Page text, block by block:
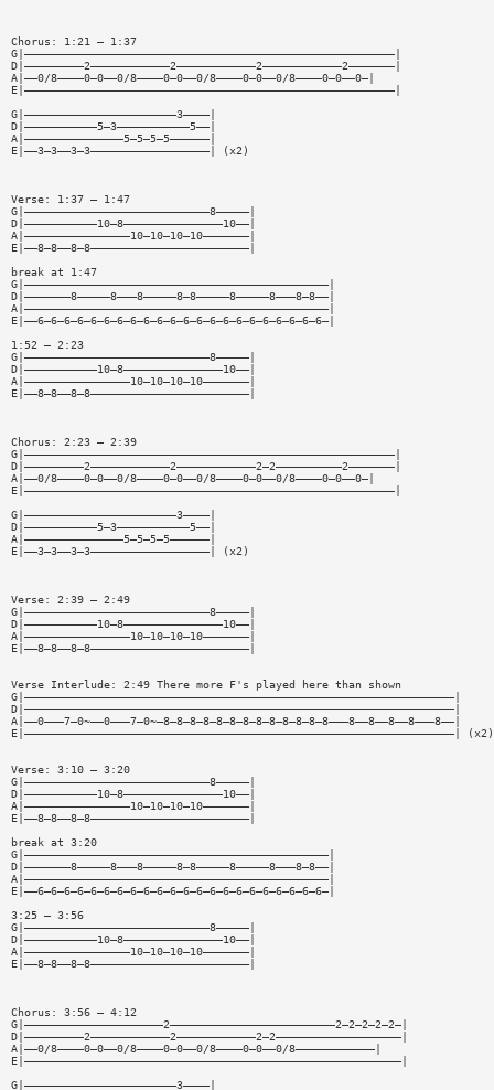
Chorus: 1:21 — 1:37
G|————————————————————————————————————————————————————————|
D|—————————2————————————2————————————2————————————2———————|
A|——0/8————0—0——0/8————0—0——0/8————0—0——0/8————0—0——0—|
E|————————————————————————————————————————————————————————|
G|———————————————————————3————|
D|———————————5—3———————————5——|
A|———————————————5—5—5—5——————|
E|——3—3——3—3——————————————————| (x2)
Verse: 1:37 — 1:47
G|————————————————————————————8—————|
D|———————————10—8———————————————10——|
A|————————————————10—10—10—10———————|
E|——8—8——8—8————————————————————————|
break at 1:47
G|——————————————————————————————————————————————|
D|———————8—————8———8—————8—8—————8—————8———8—8——|
A|——————————————————————————————————————————————|
E|——6—6—6—6—6—6—6—6—6—6—6—6—6—6—6—6—6—6—6—6—6—6—|
1:52 — 2:23
G|————————————————————————————8—————|
D|———————————10—8———————————————10——|
A|————————————————10—10—10—10———————|
E|——8—8——8—8————————————————————————|
Chorus: 2:23 — 2:39
G|————————————————————————————————————————————————————————|
D|—————————2————————————2————————————2—2——————————2———————|
A|——0/8————0—0——0/8————0—0——0/8————0—0——0/8————0—0——0—|
E|————————————————————————————————————————————————————————|
G|———————————————————————3————|
D|———————————5—3———————————5——|
A|———————————————5—5—5—5——————|
E|——3—3——3—3——————————————————| (x2)
Verse: 2:39 — 2:49
G|————————————————————————————8—————|
D|———————————10—8———————————————10——|
A|————————————————10—10—10—10———————|
E|——8—8——8—8————————————————————————|
Verse Interlude: 2:49 There more F's played here than shown
G|—————————————————————————————————————————————————————————————————|
D|—————————————————————————————————————————————————————————————————|
A|——0———7—0~——0———7—0~—8—8—8—8—8—8—8—8—8—8—8—8—8———8——8——8——8———8——|
E|—————————————————————————————————————————————————————————————————| (x2)
Verse: 3:10 — 3:20
G|————————————————————————————8—————|
D|———————————10—8———————————————10——|
A|————————————————10—10—10—10———————|
E|——8—8——8—8————————————————————————|
break at 3:20
G|——————————————————————————————————————————————|
D|———————8—————8———8—————8—8—————8—————8———8—8——|
A|——————————————————————————————————————————————|
E|——6—6—6—6—6—6—6—6—6—6—6—6—6—6—6—6—6—6—6—6—6—6—|
3:25 — 3:56
G|————————————————————————————8—————|
D|———————————10—8———————————————10——|
A|————————————————10—10—10—10———————|
E|——8—8——8—8————————————————————————|
Chorus: 3:56 — 4:12
G|—————————————————————2—————————————————————————2—2—2—2—2—|
D|—————————2————————————2————————————2—2———————————————————|
A|——0/8————0—0——0/8————0—0——0/8————0—0——0/8————————————|
E|—————————————————————————————————————————————————————————|
G|———————————————————————3————|